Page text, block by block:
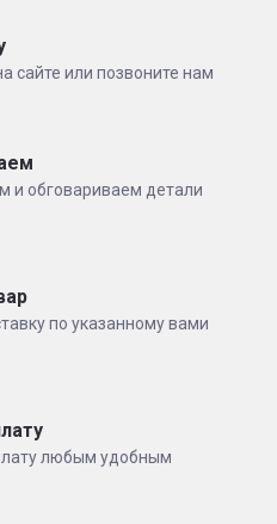
сайте или позвоните нам
и обговариваем детали
по указанному вами
любым удобным